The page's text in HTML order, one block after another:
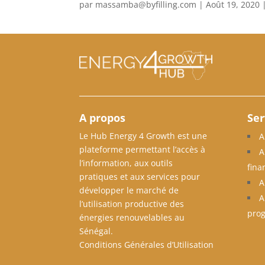
par massamba@byfilling.com |Août 19, 2020
A propos
Le Hub Energy 4 Growth est une
plateforme permettant l’accès à
l’information, aux outils
pratiques et aux services pour
développer le marché de
l’utilisation productive des
énergies renouvelables au
Sénégal.
Conditions Générales d’Utilisation